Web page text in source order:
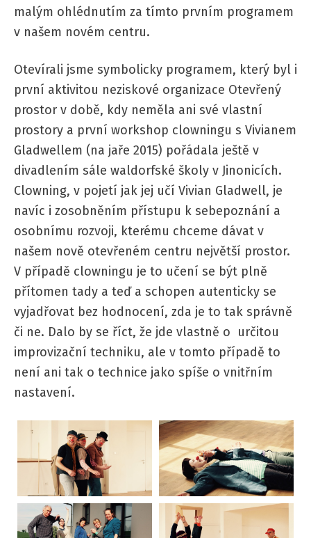
malým ohlédnutím za tímto prvním programem
v našem novém centru.
Otevírali jsme symbolicky programem, který byl i
první aktivitou neziskové organizace Otevřený
prostor v době, kdy neměla ani své vlastní
prostory a první workshop clowningu s Vivianem
Gladwellem (na jaře 2015) pořádala ještě v
divadlením sále waldorfské školy v Jinonicích.
Clowning, v pojetí jak jej učí Vivian Gladwell, je
navíc i zosobněním přístupu k sebepoznání a
osobnímu rozvoji, kterému chceme dávat v
našem nově otevřeném centru největší prostor.
V případě clowningu je to učení se být plně
přítomen tady a teď a schopen autenticky se
vyjadřovat bez hodnocení, zda je to tak správně
či ne. Dalo by se říct, že jde vlastně o určitou
improvizační techniku, ale v tomto případě to
není ani tak o technice jako spíše o vnitřním
nastavení.